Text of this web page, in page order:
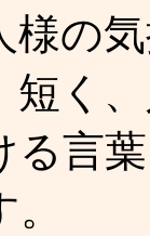
様の
短く
る言